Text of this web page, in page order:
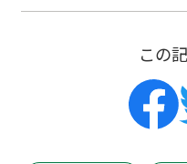
この